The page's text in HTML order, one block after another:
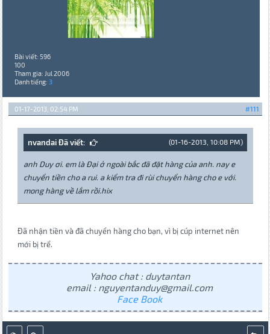
Bài viết: 596
100
Tham gia: Jul 2006
Danh tiếng: 3
#111
01-17-2013, 02:54 PM
(01-16-2013, 10:08 PM)
nvandai Đã viết:
anh Duy ơi. em là Đại ở ngoài bắc đã đặt hàng của anh. nay e
chuyển tiền cho a rui. a kiểm tra đi rùi chuyển hàng cho e với.
mong hàng về lắm rồi.hix
Đã nhận tiền và đã chuyển hàng cho bạn, vì bị cúp internet nên
mới bị trể.
Yahoo chat : duytantan
email : nguyentanduy@gmail.com
Face Book